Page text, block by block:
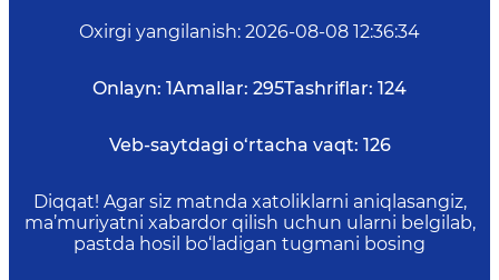
Oxirgi yangilanish: 2026-08-08 12:36:34
Onlayn: 1Amallar: 295Tashriflar: 124
Veb-saytdagi o‘rtacha vaqt: 126
Diqqat! Agar siz matnda xatoliklarni aniqlasangiz,
ma’muriyatni xabardor qilish uchun ularni belgilab,
pastda hosil bo‘ladigan tugmani bosing